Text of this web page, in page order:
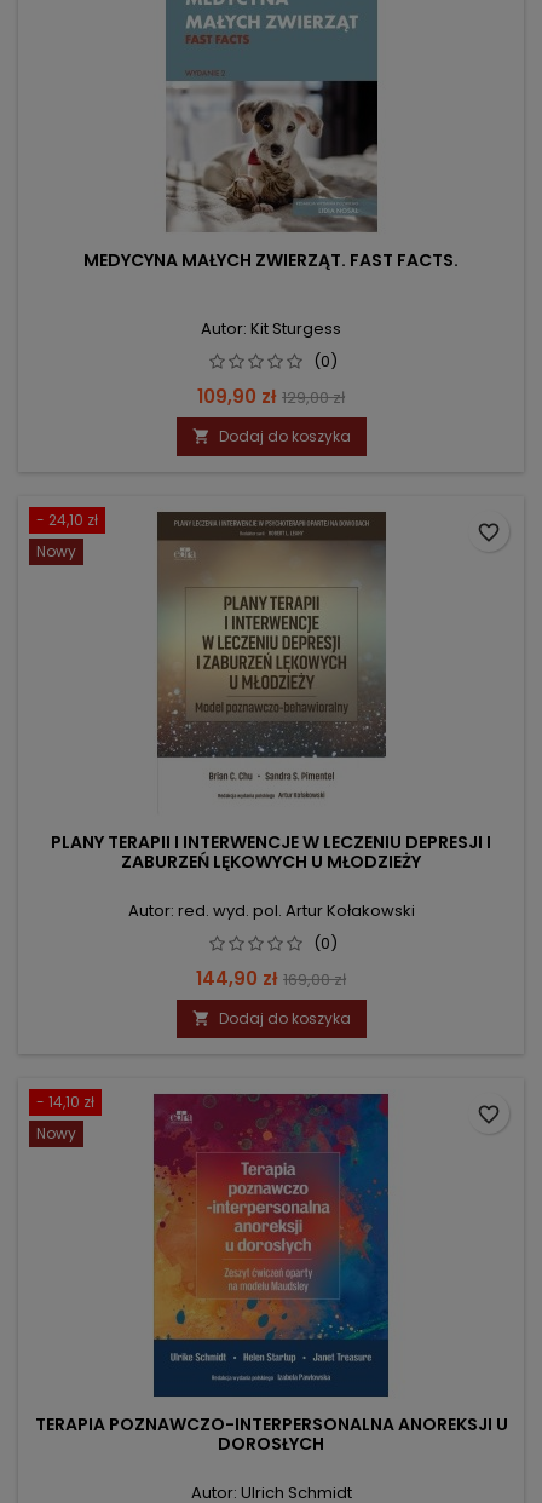
MEDYCYNA MAŁYCH ZWIERZĄT. FAST FACTS.
Autor: Kit Sturgess
(0)
Cena
109,90 zł Cena
podstawowa
129,00 zł
 Dodaj do koszyka
- 24,10 zł
Nowy
PLANY TERAPII I INTERWENCJE W LECZENIU DEPRESJI I
ZABURZEŃ LĘKOWYCH U MŁODZIEŻY
Autor: red. wyd. pol. Artur Kołakowski
(0)
Cena
144,90 zł Cena
podstawowa
169,00 zł
 Dodaj do koszyka
favorite_border
- 14,10 zł
Nowy
TERAPIA POZNAWCZO-INTERPERSONALNA ANOREKSJI U
DOROSŁYCH
Autor: Ulrich Schmidt
favorite_border